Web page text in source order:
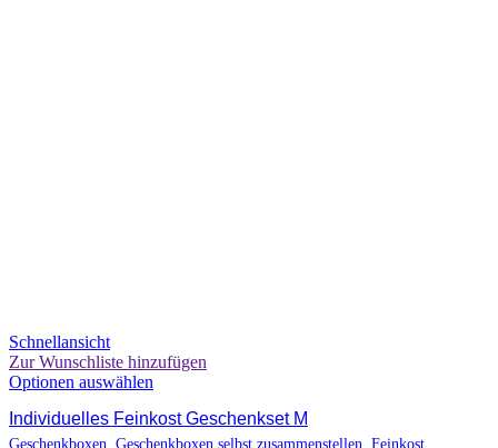
Schnellansicht
Zur Wunschliste hinzufügen
Optionen auswählen
Individuelles Feinkost Geschenkset M
Geschenkboxen Geschenkboxen selbst zusammenstellen Feinkost